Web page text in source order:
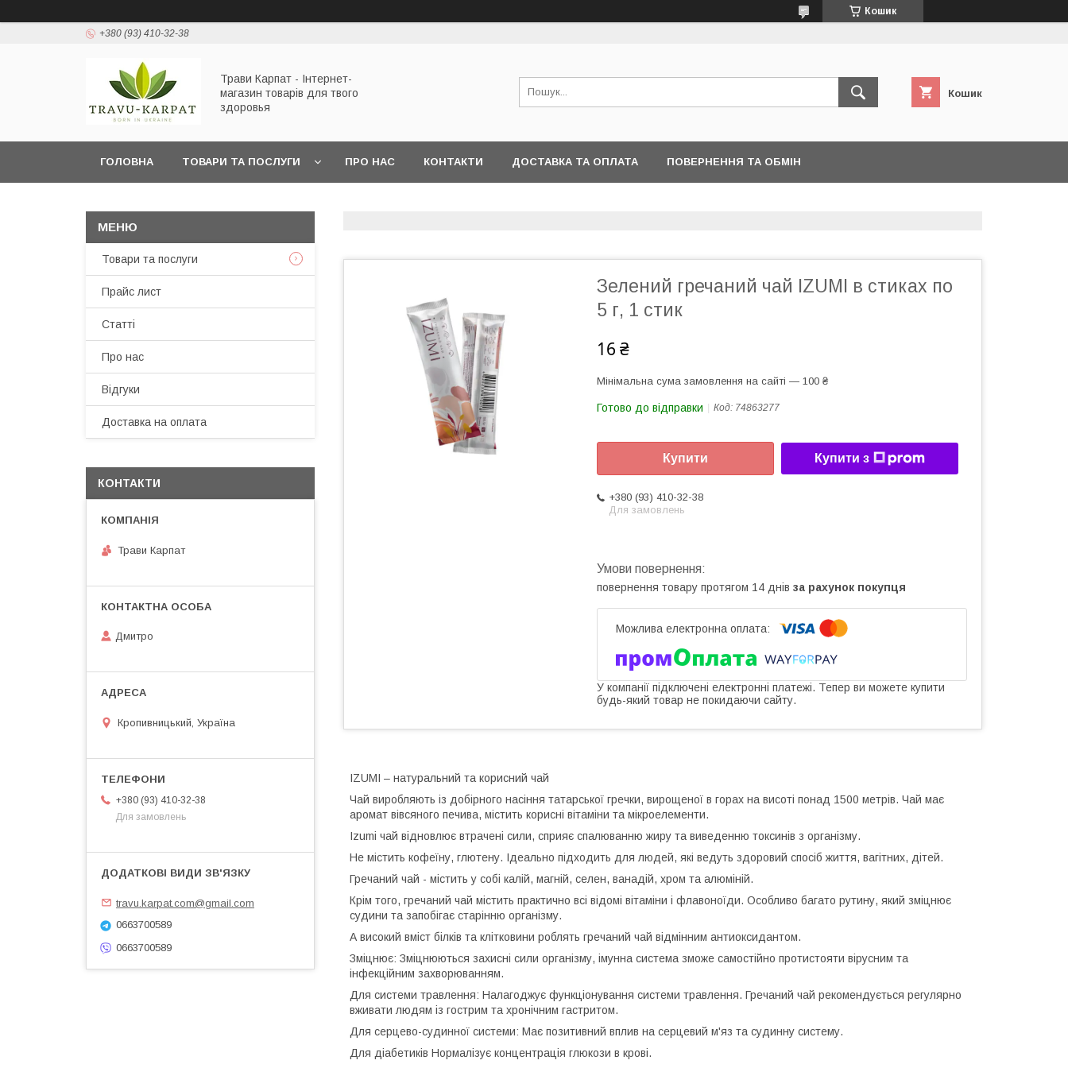
Кошик
+380 (93) 410-32-38
Трави Карпат - Інтернет-
магазин товарів для твого
здоровья
Кошик
ГОЛОВНА ТОВАРИ ТА ПОСЛУГИ ПРО НАС КОНТАКТИ ДОСТАВКА ТА ОПЛАТА ПОВЕРНЕННЯ ТА ОБМІН
Зелений гречаний чай IZUMI в стиках по
5 г, 1 стик
16 ₴
Мінімальна сума замовлення на сайті — 100 ₴
Готово до відправки Код: 74863277
Купити Купити з
+380 (93) 410-32-38
Для замовлень
повернення товару протягом 14 днів за рахунок покупця
У компанії підключені електронні платежі. Тепер ви можете купити
будь-який товар не покидаючи сайту.
IZUMI – натуральний та корисний чай
Чай виробляють із добірного насіння татарської гречки, вирощеної в горах на висоті понад 1500 метрів. Чай має
аромат вівсяного печива, містить корисні вітаміни та мікроелементи.
Izumi чай відновлює втрачені сили, сприяє спалюванню жиру та виведенню токсинів з організму.
Не містить кофеїну, глютену. Ідеально підходить для людей, які ведуть здоровий спосіб життя, вагітних, дітей.
Гречаний чай - містить у собі калій, магній, селен, ванадій, хром та алюміній.
Крім того, гречаний чай містить практично всі відомі вітаміни і флавоноїди. Особливо багато рутину, який зміцнює
судини та запобігає старінню організму.
А високий вміст білків та клітковини роблять гречаний чай відмінним антиоксидантом.
Зміцнює: Зміцнюються захисні сили організму, імунна система зможе самостійно протистояти вірусним та
інфекційним захворюванням.
Для системи травлення: Налагоджує функціонування системи травлення. Гречаний чай рекомендується регулярно
вживати людям із гострим та хронічним гастритом.
Для серцево-судинної системи: Має позитивний вплив на серцевий м'яз та судинну систему.
Для діабетиків Нормалізує концентрація глюкози в крові.
Товари та послуги
Прайс лист
Статті
Про нас
Відгуки
Доставка на оплата
КОНТАКТИ
Трави Карпат
Дмитро
Кропивницький, Україна
+380 (93) 410-32-38
Для замовлень
travu.karpat.com@gmail.com
0663700589
0663700589